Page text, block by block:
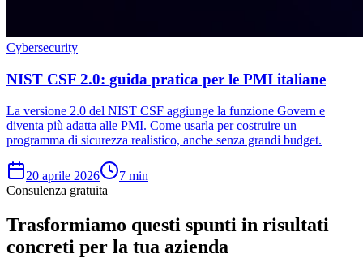
Cybersecurity
NIST CSF 2.0: guida pratica per le PMI italiane
La versione 2.0 del NIST CSF aggiunge la funzione Govern e
diventa più adatta alle PMI. Come usarla per costruire un
programma di sicurezza realistico, anche senza grandi budget.
20 aprile 2026 7 min
Consulenza gratuita
Trasformiamo questi spunti in risultati
concreti per la tua azienda